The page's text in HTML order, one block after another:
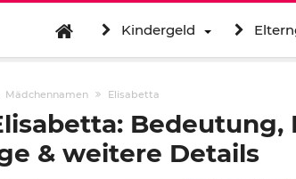
Kindergeld
Mädchennamen Elisabetta
Bedeutung,
& weitere Details